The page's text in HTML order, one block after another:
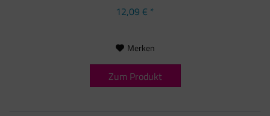
12,09 € *
Merken
Zum Produkt